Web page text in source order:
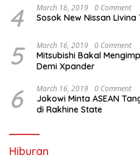
4 March 16, 2019 0 Comment
Sosok New Nissan
5 March 16, 2019 0 Comment
Mitsubishi Bakal
Demi Xpander
6 March 16, 2019 0 Comment
Jokowi Minta ASEAN
di Rakhine State
Hiburan